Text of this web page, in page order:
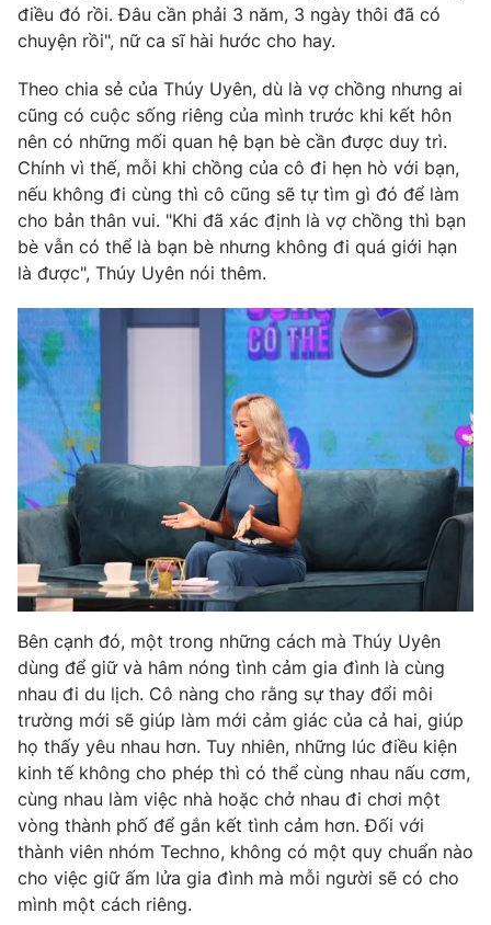
THỜI BÁO VTV
Theo dõi báo trên
Cơ quan chủ quản:
Đài Truyền hình Việt Nam
Cơ quan báo chí:Thời báo VTV
Giấy phép hoạt động báo in và báo điện tử số 483/GP-BTTTT
Tổng Biên tập: Vũ Thanh Thủy
Phó Tổng Biên tập:
Nguyễn Thị Mỹ Hạnh, Phạm Quốc Thắng,
Nguyễn Trọng Ninh
Tổng đài VTV:
024.38 355 931 - 024.38 355 932
Ðiện thoại Thời báo VTV:
024.66 897 897
Email:toasoan@vtv.vn
Liên hệ quảng cáo:024-7300.7108
® Cấm sao chép dưới mọi hình thức nếu không có sự chấp
thuận bằng văn bản. Ghi rõ nguồn VTV.vn khi phát hành lại
thông tin từ website này.
điều đó rồi. Đâu cần phải 3 năm, 3 ngày thôi đã có
chuyện rồi", nữ ca sĩ hài hước cho hay.
Theo chia sẻ của Thúy Uyên, dù là vợ chồng nhưng ai
cũng có cuộc sống riêng của mình trước khi kết hôn
nên có những mối quan hệ bạn bè cần được duy trì.
Chính vì thế, mỗi khi chồng của cô đi hẹn hò với bạn,
nếu không đi cùng thì cô cũng sẽ tự tìm gì đó để làm
cho bản thân vui. "Khi đã xác định là vợ chồng thì bạn
bè vẫn có thể là bạn bè nhưng không đi quá giới hạn
là được", Thúy Uyên nói thêm.
Bên cạnh đó, một trong những cách mà Thúy Uyên
dùng để giữ và hâm nóng tình cảm gia đình là cùng
nhau đi du lịch. Cô nàng cho rằng sự thay đổi môi
trường mới sẽ giúp làm mới cảm giác của cả hai, giúp
họ thấy yêu nhau hơn. Tuy nhiên, những lúc điều kiện
kinh tế không cho phép thì có thể cùng nhau nấu cơm,
cùng nhau làm việc nhà hoặc chở nhau đi chơi một
vòng thành phố để gắn kết tình cảm hơn. Đối với
thành viên nhóm Techno, không có một quy chuẩn nào
cho việc giữ ấm lửa gia đình mà mỗi người sẽ có cho
mình một cách riêng.